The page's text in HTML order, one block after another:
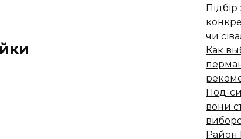
Підбір
чи
Как
Под-
вони
Район